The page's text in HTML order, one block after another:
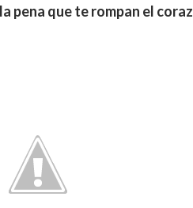
pena que te rompan el coraz